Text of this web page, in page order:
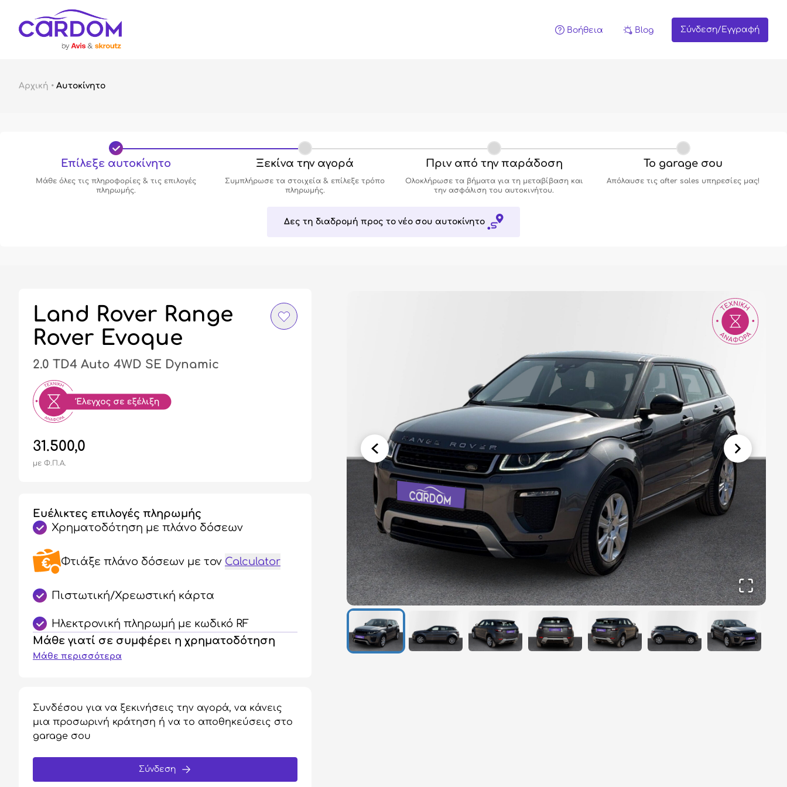
Βοήθεια Blog Σύνδεση/Εγγραφή
Αρχική • Αυτοκίνητο
Επίλεξε αυτοκίνητο
Μάθε όλες τις πληροφορίες & τις επιλογές
πληρωμής.
Ξεκίνα την αγορά
Συμπλήρωσε τα στοιχεία & επίλεξε τρόπο
πληρωμής.
Πριν από την παράδοση
Ολοκλήρωσε τα βήματα για τη μεταβίβαση και
την ασφάλιση του αυτοκινήτου.
Το garage σου
Απόλαυσε τις after sales υπηρεσίες μας!
Δες τη διαδρομή προς το νέο σου αυτοκίνητο
Land Rover Range
Rover Evoque
2.0 TD4 Auto 4WD SE Dynamic
31.500,0
με Φ.Π.Α.
Ευέλικτες επιλογές πληρωμής
Χρηματοδότηση με πλάνο δόσεων
Φτιάξε πλάνο δόσεων με τον Calculator
Πιστωτική/Χρεωστική κάρτα
Ηλεκτρονική πληρωμή με κωδικό RF
Μάθε γιατί σε συμφέρει η χρηματοδότηση
Μάθε περισσότερα
Συνδέσου για να ξεκινήσεις την αγορά, να κάνεις
μια προσωρινή κράτηση ή να το αποθηκεύσεις στο
garage σου
Σύνδεση